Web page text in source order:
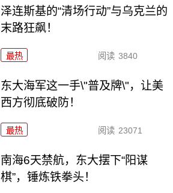
泽连斯基的“清场行动”与乌克兰的
末路狂飙！
最热 阅读 3840
东大海军这一手\"普及牌\"，让美
西方彻底破防！
最热 阅读 23071
南海6天禁航，东大摆下“阳谋
棋”，锤炼铁拳头！